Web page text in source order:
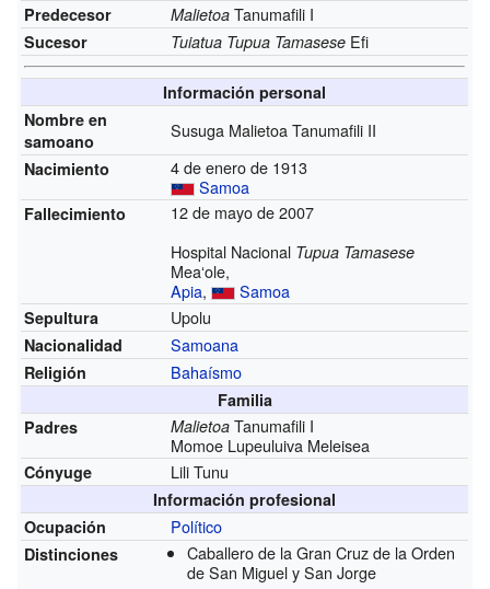
Predecesor Malietoa Tanumafili I
Sucesor Tuiatua Tupua Tamasese Efi
Información personal
Nombre en
samoano
Susuga Malietoa Tanumafili II
Nacimiento
4 de enero de 1913
Samoa
Fallecimiento
12 de mayo de 2007
Hospital Nacional Tupua Tamasese
Meaʻole,
Apia, Samoa
Sepultura Upolu
Nacionalidad Samoana
Religión Bahaísmo
Familia
Padres
Malietoa Tanumafili I
Momoe Lupeuluiva Meleisea
Cónyuge Lili Tunu
Información profesional
Ocupación
Político
Distinciones
Caballero de la Gran Cruz de la Orden
de San Miguel y San Jorge